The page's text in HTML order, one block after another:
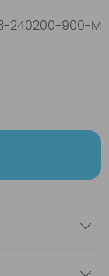
240200-900-M